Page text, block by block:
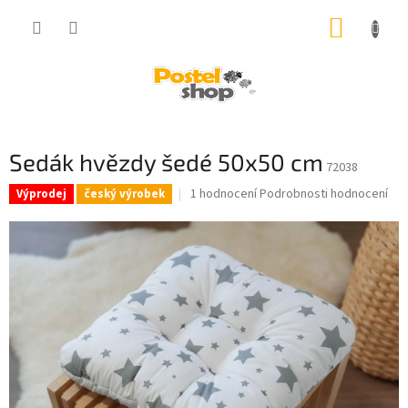
Sedák hvězdy šedé 50x50 cm 72038
Výprodej český výrobek
Průměrné
produktu
je
5,0
z
hvězdiček.
1 hodnoceníPodrobnosti hodnocení